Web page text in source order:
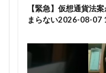
【緊急】仮想通貨法
まらない2026-08-07